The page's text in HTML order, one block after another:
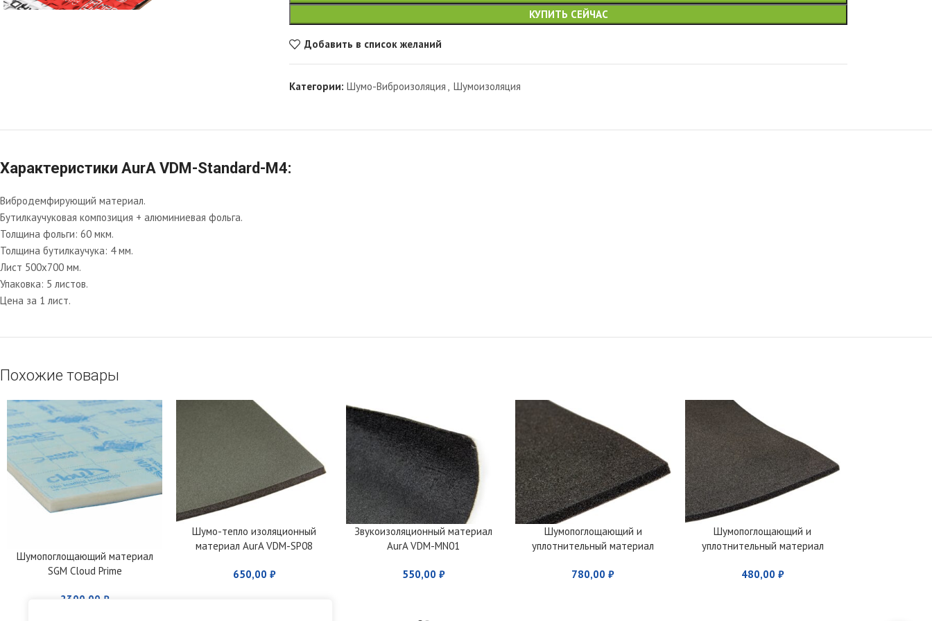
КУПИТЬ СЕЙЧАС
Добавить в список желаний
Категории: Шумо-Виброизоляция Шумоизоляция
Характеристики AurA VDM-Standard-M4:
Вибродемфирующий материал.
Бутилкаучуковая композиция + алюминиевая фольга.
Толщина фольги: 60 мкм.
Толщина бутилкаучука: 4 мм.
Лист 500х700 мм.
Упаковка: 5 листов.
Цена за 1 лист.
Похожие товары
Шумопоглощающий материал
SGM Cloud Prime
2300,00 ₽
Шумо-тепло изоляционный
материал AurA VDM-SP08
650,00 ₽
Звукоизоляционный материал
AurA VDM-MN01
550,00 ₽
Шумопоглощающий и
уплотнительный материал
780,00₽
Шумопоглощающий и
уплотнительный материал
480,00 ₽